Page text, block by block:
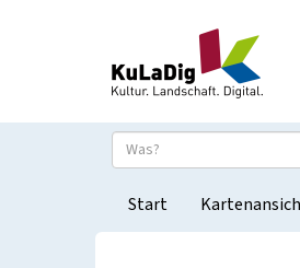
Start